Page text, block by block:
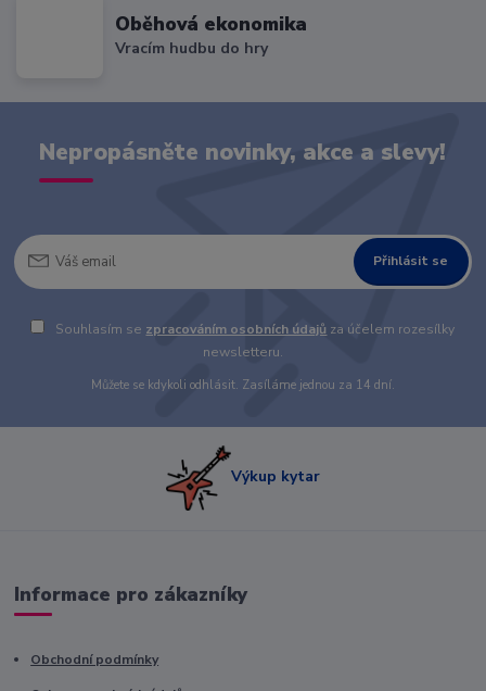
Oběhová ekonomika
Vracím hudbu do hry
Nepropásněte novinky, akce a slevy!
Přihlásit se
Souhlasím se zpracováním osobních údajů za účelem rozesílky
newsletteru.
Můžete se kdykoli odhlásit. Zasíláme jednou za 14 dní.
Výkup kytar
Informace pro zákazníky
Obchodní podmínky